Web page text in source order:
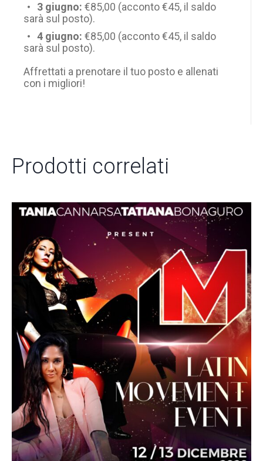
3 giugno: €85,00 (acconto €45, il saldo
sarà sul posto).
4 giugno: €85,00 (acconto €45, il saldo
sarà sul posto).
Affrettati a prenotare il tuo posto e allenati
con i migliori!
Prodotti correlati